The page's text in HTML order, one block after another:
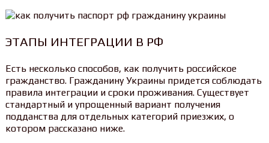
ЭТАПЫ ИНТЕГРАЦИИ В РФ
Есть несколько способов, как получить российское
гражданство. Гражданину Украины придется соблюдать
правила интеграции и сроки проживания. Существует
стандартный и упрощенный вариант получения
подданства для отдельных категорий приезжих, о
котором рассказано ниже.